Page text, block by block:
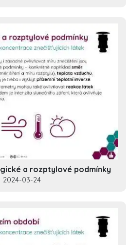
a rozptylové podmínky
2024-03-24